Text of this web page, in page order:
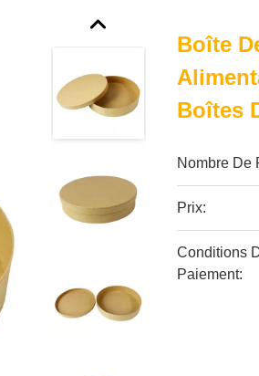
Boîte
Boîtes
Nombre De
Prix:
Conditions
Paiement: